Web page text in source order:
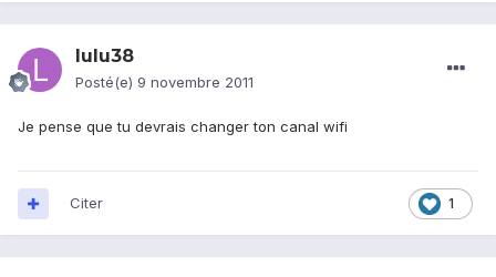
lulu38
Posté(e) 9 novembre 2011
Je pense que tu devrais changer ton canal wifi
1
Citer